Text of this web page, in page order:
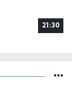
21:30